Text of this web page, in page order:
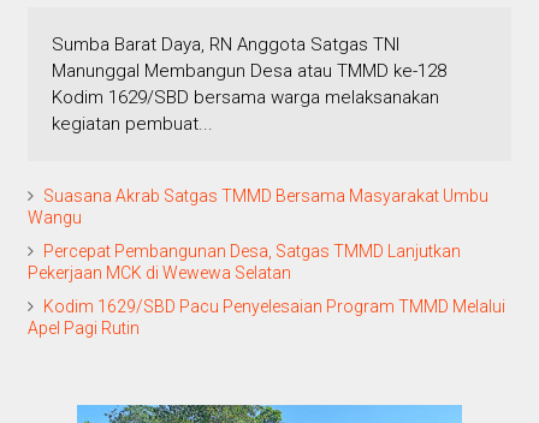
Sumba Barat Daya, RN Anggota Satgas TNI
Manunggal Membangun Desa atau TMMD ke-128
Kodim 1629/SBD bersama warga melaksanakan
kegiatan pembuat...
Suasana Akrab Satgas TMMD Bersama Masyarakat Umbu
Wangu
Percepat Pembangunan Desa, Satgas TMMD Lanjutkan
Pekerjaan MCK di Wewewa Selatan
Kodim 1629/SBD Pacu Penyelesaian Program TMMD Melalui
Apel Pagi Rutin